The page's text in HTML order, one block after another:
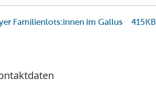
Familienlots:innen im Gallus 415KB